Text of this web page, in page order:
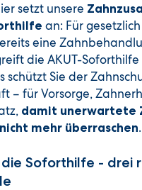
setzt unsere
an: Für
eine
die AKUT-
schützt Sie der
– für Vorsorge,
damit unerwartete
mehr überraschen.
Soforthilfe - drei